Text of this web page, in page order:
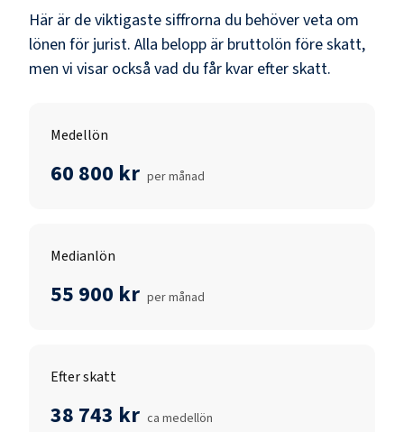
Här är de viktigaste siffrorna du behöver veta om
lönen för jurist. Alla belopp är bruttolön före skatt,
men vi visar också vad du får kvar efter skatt.
Medellön
60 800 kr per månad
Medianlön
55 900 kr per månad
Efter skatt
38 743 kr ca medellön